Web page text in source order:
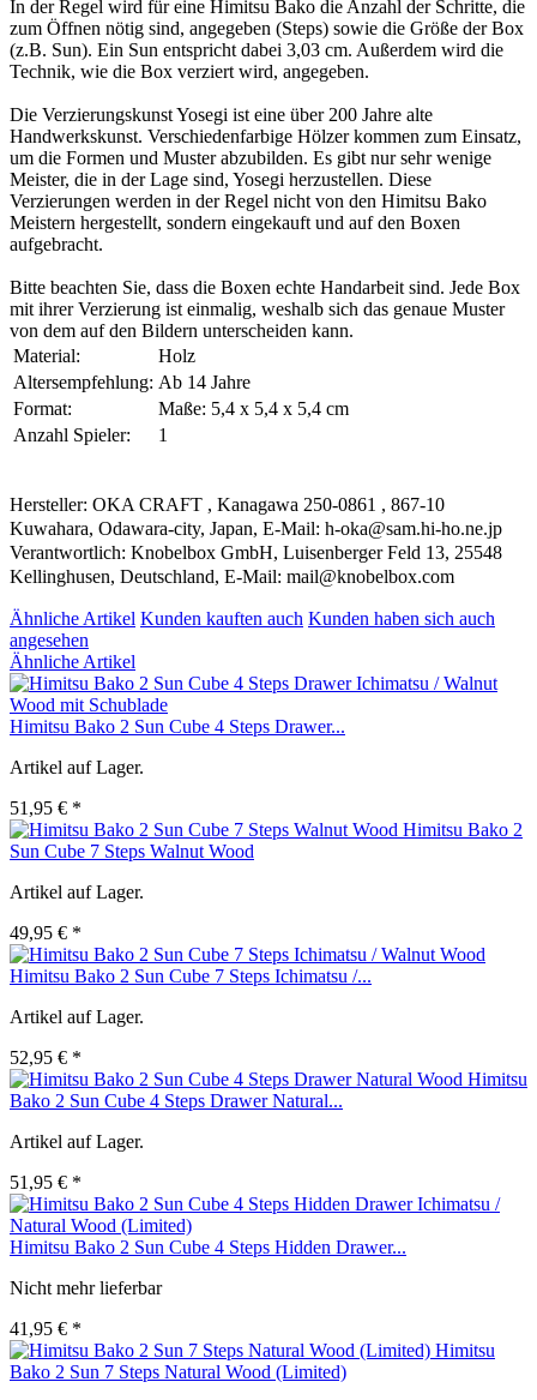
In der Regel wird für eine Himitsu Bako die Anzahl der Schritte, die
zum Öffnen nötig sind, angegeben (Steps) sowie die Größe der Box
(z.B. Sun). Ein Sun entspricht dabei 3,03 cm. Außerdem wird die
Technik, wie die Box verziert wird, angegeben.
Die Verzierungskunst Yosegi ist eine über 200 Jahre alte
Handwerkskunst. Verschiedenfarbige Hölzer kommen zum Einsatz,
um die Formen und Muster abzubilden. Es gibt nur sehr wenige
Meister, die in der Lage sind, Yosegi herzustellen. Diese
Verzierungen werden in der Regel nicht von den Himitsu Bako
Meistern hergestellt, sondern eingekauft und auf den Boxen
aufgebracht.
Bitte beachten Sie, dass die Boxen echte Handarbeit sind. Jede Box
mit ihrer Verzierung ist einmalig, weshalb sich das genaue Muster
von dem auf den Bildern unterscheiden kann.
Material:
Holz
Altersempfehlung: Ab 14 Jahre
Format:
Maße: 5,4 x 5,4 x 5,4 cm
Anzahl Spieler:
1
Hersteller: OKA CRAFT , Kanagawa 250-0861 , 867-10
Kuwahara, Odawara-city, Japan, E-Mail: h-oka@sam.hi-ho.ne.jp
Verantwortlich: Knobelbox GmbH, Luisenberger Feld 13, 25548
Kellinghusen, Deutschland, E-Mail: mail@knobelbox.com
Ähnliche Artikel Kunden kauften auch Kunden haben sich auch
angesehen
Ähnliche Artikel
Himitsu Bako 2 Sun Cube 4 Steps Drawer...
Artikel auf Lager.
51,95 € *
Himitsu Bako 2
Sun Cube 7 Steps Walnut Wood
Artikel auf Lager.
49,95 € *
Himitsu Bako 2 Sun Cube 7 Steps Ichimatsu /...
Artikel auf Lager.
52,95 € *
Himitsu
Bako 2 Sun Cube 4 Steps Drawer Natural...
Artikel auf Lager.
51,95 € *
Himitsu Bako 2 Sun Cube 4 Steps Hidden Drawer...
Nicht mehr lieferbar
41,95 € *
Himitsu
Bako 2 Sun 7 Steps Natural Wood (Limited)